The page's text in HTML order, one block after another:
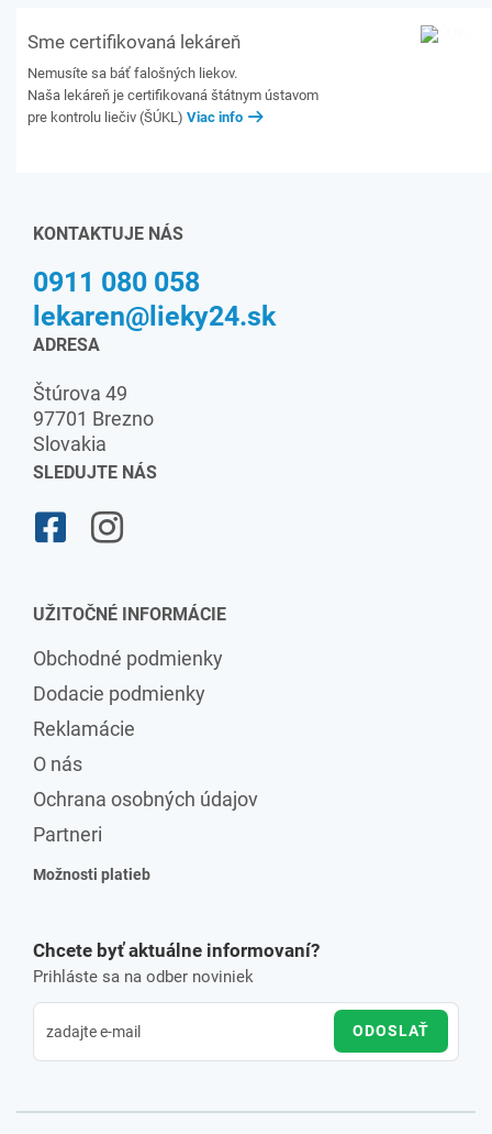
Sme certifikovaná lekáreň
Nemusíte sa báť falošných liekov.
Naša lekáreň je certifikovaná štátnym ústavom
pre kontrolu liečiv (ŠÚKL) Viac info
KONTAKTUJE NÁS
0911 080 058
lekaren@lieky24.sk
ADRESA
Štúrova 49
97701 Brezno
Slovakia
SLEDUJTE NÁS
UŽITOČNÉ INFORMÁCIE
Obchodné podmienky
Dodacie podmienky
Reklamácie
O nás
Ochrana osobných údajov
Partneri
Možnosti platieb
Chcete byť aktuálne informovaní?
Prihláste sa na odber noviniek
ODOSLAŤ